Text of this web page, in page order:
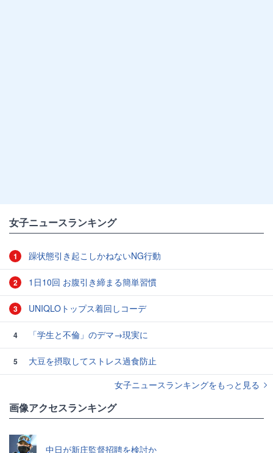
女子ニュースランキング
1 躁状態引き起こしかねないNG行動
2 1日10回 お腹引き締まる簡単習慣
3 UNIQLOトップス着回しコーデ
4 「学生と不倫」のデマ→現実に
5
大豆を摂取してストレス過食防止
女子ニュースランキングをもっと見る
画像アクセスランキング
中日が新庄監督招聘を検討か